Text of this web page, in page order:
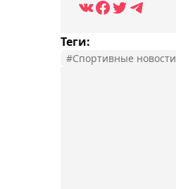
Теги:
#Спортивные новости